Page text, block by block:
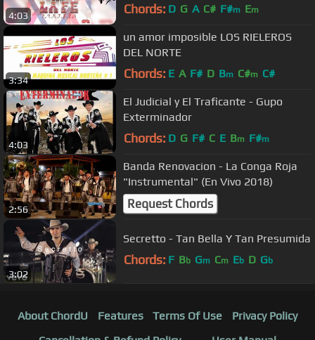
4:03 Chords: D G A C# F#m Em
3:34
un amor imposible LOS RIELEROS
DEL NORTE
Chords: E A F# D Bm C#m C#
4:03
El Judicial y El Traficante - Gupo
Exterminador
Chords: D G F# C E Bm F#m
2:56
Banda Renovacion - La Conga Roja
"Instrumental" (En Vivo 2018)
Request Chords
3:02
Secretto - Tan Bella Y Tan Presumida
Chords: F Bb Gm Cm Eb D Gb
About ChordU Features Terms Of Use
Privacy Policy